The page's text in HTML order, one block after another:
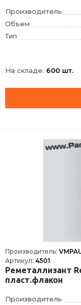
Производитель
Объем
Тип
На складе: 600 шт.
Производитель:
Артикул: 4501
Реметаллизант
пласт.флакон
Производитель